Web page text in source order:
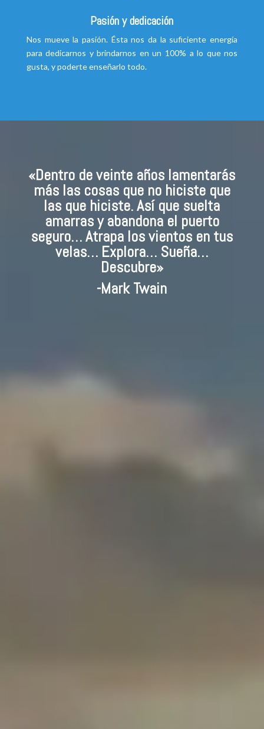
Pasión y dedicación
Nos mueve la pasión. Ésta nos da la suficiente energía
para dedicarnos y brindarnos en un 100% a lo que nos
gusta, y poderte enseñarlo todo.
«Dentro de veinte años lamentarás
más las cosas que no hiciste que
las que hiciste. Así que suelta
amarras y abandona el puerto
seguro… Atrapa los vientos en tus
velas… Explora… Sueña…
Descubre»
-Mark Twain